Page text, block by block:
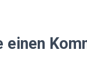
einen